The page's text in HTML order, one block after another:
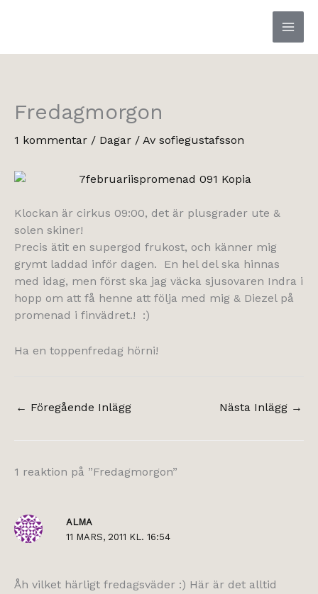
Fredagmorgon
1 kommentar / Dagar / Av sofiegustafsson
Klockan är cirkus 09:00, det är plusgrader ute &
solen skiner!
Precis ätit en supergod frukost, och känner mig
grymt laddad inför dagen. En hel del ska hinnas
med idag, men först ska jag väcka sjusovaren Indra i
hopp om att få henne att följa med mig & Diezel på
promenad i finvädret.! :)
Ha en toppenfredag hörni!
← Föregående Inlägg Nästa Inlägg →
1 reaktion på ”Fredagmorgon”
ALMA
11 MARS, 2011 KL. 16:54
Åh vilket härligt fredagsväder :) Här är det alltid